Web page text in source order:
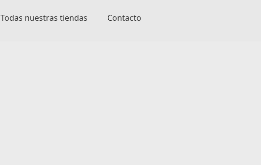
Todas nuestras tiendas Contacto